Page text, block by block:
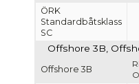
ÖRK
Standardbåtsklass
SC
Offshore 3B,
Offshore 3B